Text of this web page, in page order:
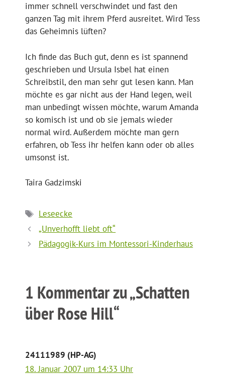
immer schnell verschwindet und fast den
ganzen Tag mit ihrem Pferd ausreitet. Wird Tess
das Geheimnis lüften?
Ich finde das Buch gut, denn es ist spannend
geschrieben und Ursula Isbel hat einen
Schreibstil, den man sehr gut lesen kann. Man
möchte es gar nicht aus der Hand legen, weil
man unbedingt wissen möchte, warum Amanda
so komisch ist und ob sie jemals wieder
normal wird. Außerdem möchte man gern
erfahren, ob Tess ihr helfen kann oder ob alles
umsonst ist.
Taira Gadzimski
Schlagwörter
Leseecke
„Unverhofft liebt oft“
Pädagogik-Kurs im Montessori-Kinderhaus
1 Kommentar zu „Schatten
über Rose Hill“
24111989 (HP-AG)
18. Januar 2007 um 14:33 Uhr